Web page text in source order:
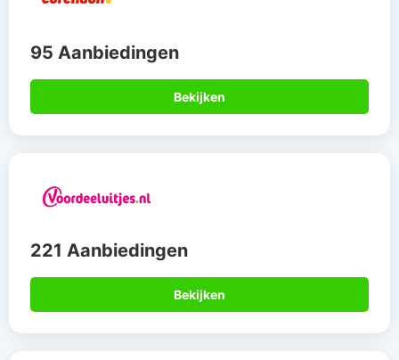
95 Aanbiedingen
Bekijken
221 Aanbiedingen
Bekijken